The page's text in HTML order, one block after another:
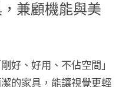
，兼顧機能與美
好、好用、不佔空間」
的家具，能讓視覺更輕